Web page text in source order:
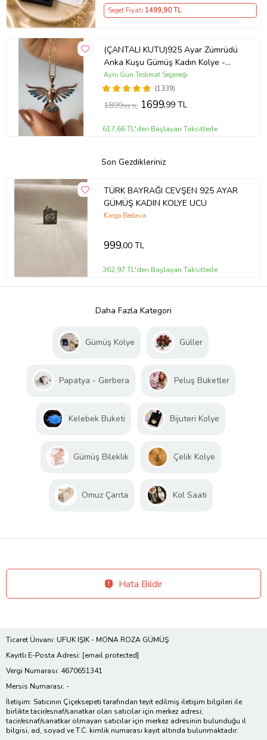
Sepet Fiyatı 1499,90 TL
(ÇANTALI KUTU)925 Ayar Zümrüdü
Anka Kuşu Gümüş Kadın Kolye -
MAVİ
(1339)
Aynı Gün Teslimat Seçeneği
1899,99 TL 1699,99 TL
617,66 TL'den Başlayan Taksitlerle
Son Gezdikleriniz
TÜRK BAYRAĞI CEVŞEN 925 AYAR
GÜMÜŞ KADIN KOLYE UCU
Kargo Bedava
999,00 TL
362,97 TL'den Başlayan Taksitlerle
Daha Fazla Kategori
Gümüş Kolye Güller
Papatya - Gerbera Peluş Buketler
Kelebek Buketi Bijuteri Kolye
Gümüş Bileklik Çelik Kolye
Omuz Çanta Kol Saati
Hata Bildir
Ticaret Ünvanı: UFUK IŞIK - MONA ROZA GÜMÜŞ
Kayıtlı E-Posta Adresi: [email protected]
Vergi Numarası: 4670651341
Mersis Numarası: -
İletişim: Satıcının Çiçeksepeti tarafından teyit edilmiş iletişim bilgileri ile
birlikte tacir/esnaf/sanatkar olan satıcılar için merkez adresi;
tacir/esnaf/sanatkar olmayan satıcılar için merkez adresinin bulunduğu il
bilgisi, ad, soyad ve T.C. kimlik numarası kayıt altında bulunmaktadır.